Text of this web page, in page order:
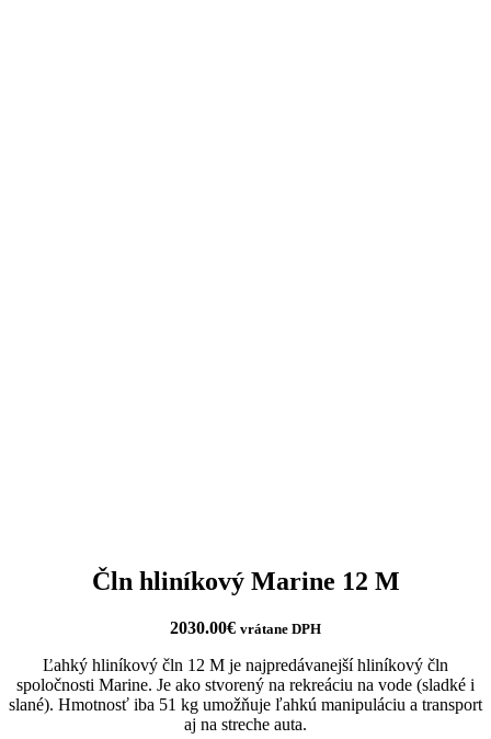
Čln hliníkový Marine 12 M
2030.00€ vrátane DPH
Ľahký hliníkový čln 12 M je najpredávanejší hliníkový čln
spoločnosti Marine. Je ako stvorený na rekreáciu na vode (sladké i
slané). Hmotnosť iba 51 kg umožňuje ľahkú manipuláciu a transport
aj na streche auta.